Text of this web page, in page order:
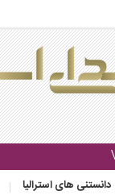
دانستنی های استرالیا